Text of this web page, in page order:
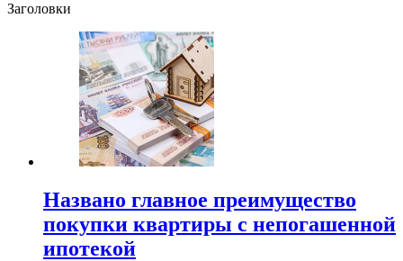
Заголовки
Названо главное преимущество
покупки квартиры с непогашенной
ипотекой